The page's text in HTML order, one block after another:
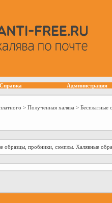
Справка Администрация
> Полученная халява > Бесплатные
образцы, пробники, сэмплы. Халявные